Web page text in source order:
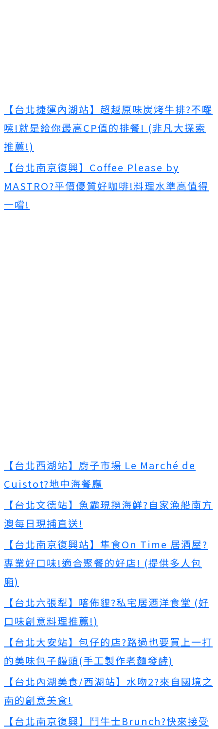
【台北捷運內湖站】超越原味炭烤牛排?不囉
嗦!就是給你最高CP值的排餐! (非凡大探索
推薦!)
【台北南京復興】Coffee Please by
MASTRO?平價優質好咖啡!料理水準高值得
一嚐!
【台北西湖站】廚子市場 Le Marché de
Cuistot?地中海餐廳
【台北文德站】魚霸現撈海鮮?自家漁船南方
澳每日現捕直送!
【台北南京復興站】隼食On Time 居酒屋?
專業好口味!適合聚餐的好店! (提供多人包
廂)
【台北六張犁】喀佈貍?私宅居酒洋食堂 (好
口味創意料理推薦!)
【台北大安站】包仔的店?路過也要買上一打
的美味包子饅頭(手工製作老麵發酵)
【台北內湖美食/西湖站】水吻2?來自國境之
南的創意美食!
【台北南京復興】鬥牛士Brunch?快來接受